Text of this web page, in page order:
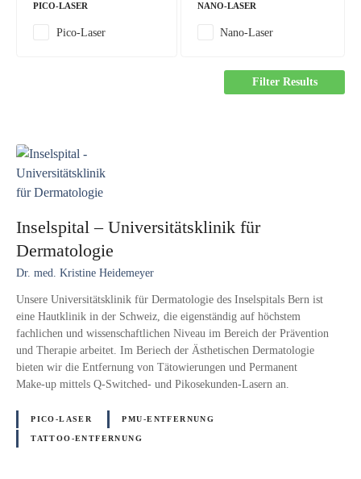
PICO-LASER
Pico-Laser
NANO-LASER
Nano-Laser
Filter Results
Inselspital – Universitätsklinik für
Dermatologie
Dr. med. Kristine Heidemeyer
Unsere Universitätsklinik für Dermatologie des Inselspitals Bern ist
eine Hautklinik in der Schweiz, die eigenständig auf höchstem
fachlichen und wissenschaftlichen Niveau im Bereich der Prävention
und Therapie arbeitet. Im Beriech der Ästhetischen Dermatologie
bieten wir die Entfernung von Tätowierungen und Permanent
Make-up mittels Q-Switched- und Pikosekunden-Lasern an.
PICO-LASER PMU-ENTFERNUNG
TATTOO-ENTFERNUNG